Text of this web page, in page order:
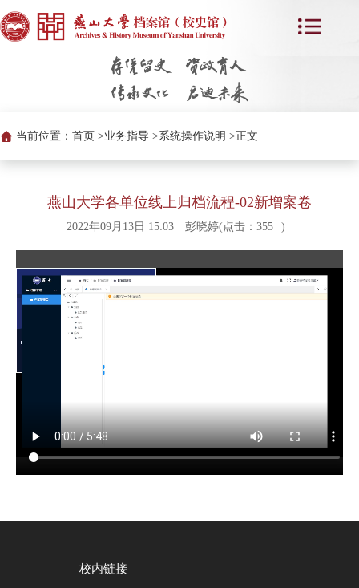
当前位置： 首页 >业务指导 >系统操作说明 >正文
燕山大学各单位线上归档流程-02新增案卷
2022年09月13日 15:03 彭晓婷(点击： 355 )
校内链接